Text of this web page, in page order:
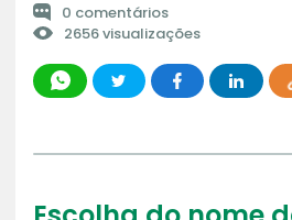
0 comentários
2656 visualizações